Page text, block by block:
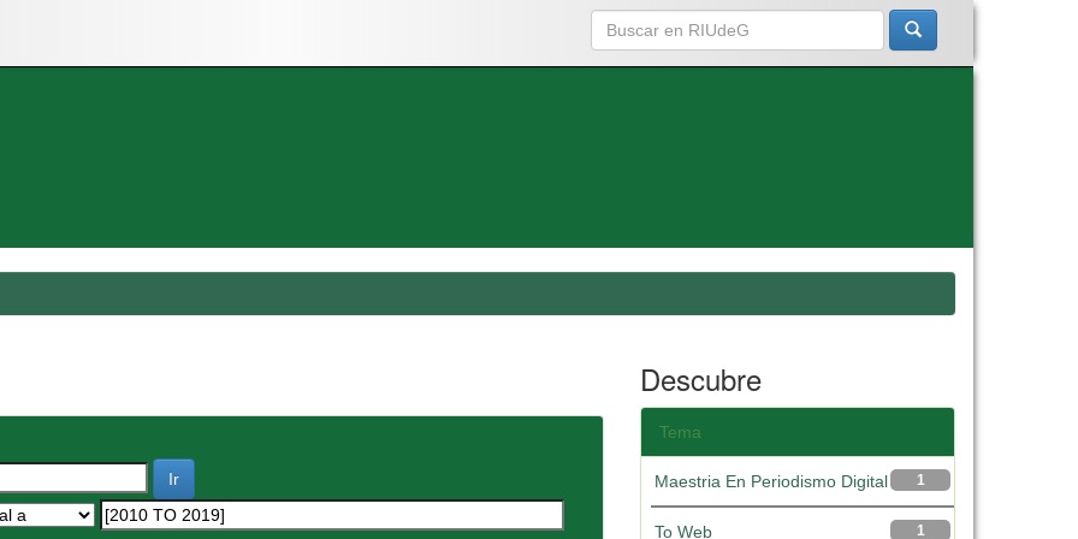
Descubre
Tema
1
Maestria En Periodismo Digital
1
To Web